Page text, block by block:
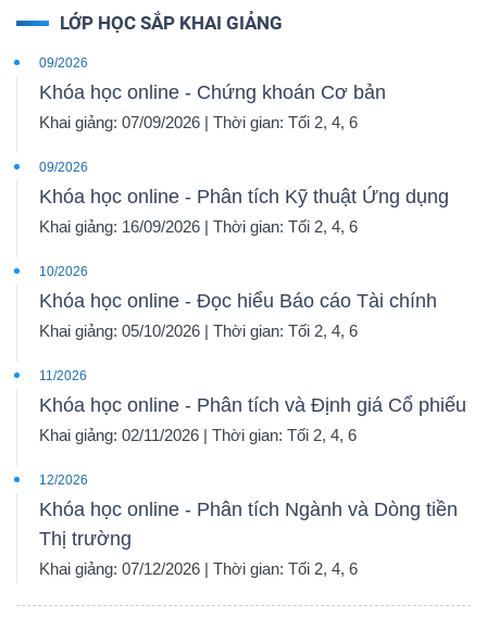
LỚP HỌC SẮP KHAI GIẢNG
09/2026
Khóa học online - Chứng khoán Cơ bản
Khai giảng: 07/09/2026 | Thời gian: Tối 2, 4, 6
09/2026
Khóa học online - Phân tích Kỹ thuật Ứng dụng
Khai giảng: 16/09/2026 | Thời gian: Tối 2, 4, 6
10/2026
Khóa học online - Đọc hiểu Báo cáo Tài chính
Khai giảng: 05/10/2026 | Thời gian: Tối 2, 4, 6
11/2026
Khóa học online - Phân tích và Định giá Cổ phiếu
Khai giảng: 02/11/2026 | Thời gian: Tối 2, 4, 6
12/2026
Khóa học online - Phân tích Ngành và Dòng tiền
Thị trường
Khai giảng: 07/12/2026 | Thời gian: Tối 2, 4, 6